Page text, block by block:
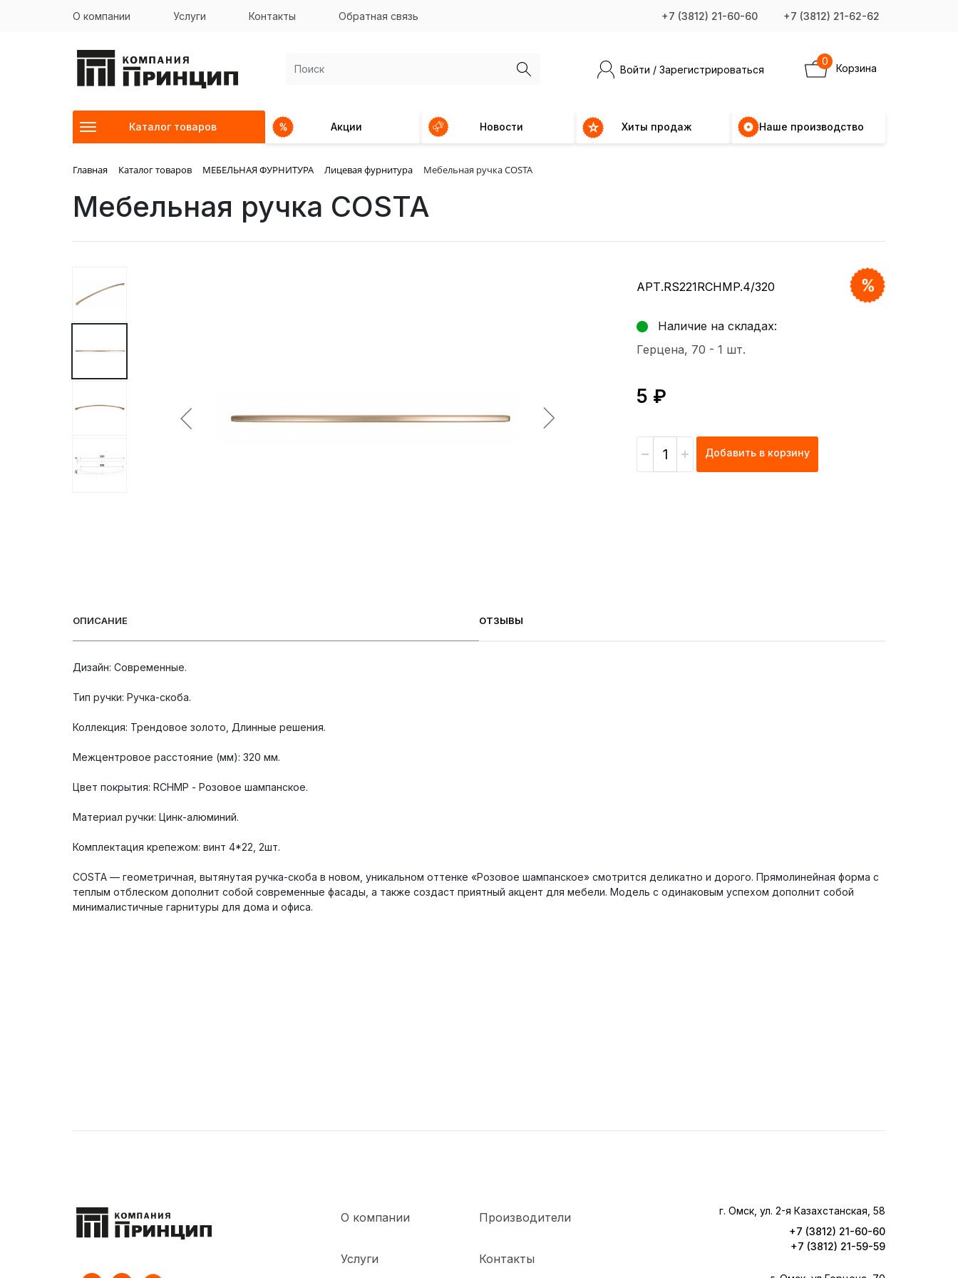
О компании Услуги Контакты Обратная связь +7 (3812) 21-60-60 +7 (3812) 21-62-62
Войти / Зарегистрироваться Корзина
0
Каталог товаров Акции Новости Хиты продаж Наше производство
Главная Каталог товаров МЕБЕЛЬНАЯ ФУРНИТУРА Лицевая фурнитура Мебельная ручка COSTA
Мебельная ручка COSTA
АРТ.RS221RCHMP.4/320
Наличие на складах:
Герцена, 70 - 1 шт.
5 ₽
Добавить в корзину
ОПИСАНИЕ ОТЗЫВЫ
Дизайн: Современные.
Тип ручки: Ручка-скоба.
Коллекция: Трендовое золото, Длинные решения.
Межцентровое расстояние (мм): 320 мм.
Цвет покрытия: RCHMP - Розовое шампанское.
Материал ручки: Цинк-алюминий.
Комплектация крепежом: винт 4*22, 2шт.
COSTA — геометричная, вытянутая ручка-скоба в новом, уникальном оттенке «Розовое шампанское» смотрится деликатно и дорого. Прямолинейная форма с
теплым отблеском дополнит собой современные фасады, а также создаст приятный акцент для мебели. Модель с одинаковым успехом дополнит собой
минималистичные гарнитуры для дома и офиса.
О компании
Услуги
Производители
Контакты
г. Омск, ул. 2-я Казахстанская, 58
+7 (3812) 21-60-60
+7 (3812) 21-59-59